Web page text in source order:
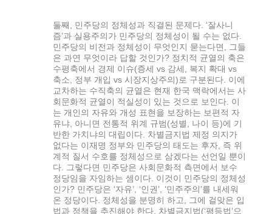
둘째, 민주당의 정체성과 직결된 문제다. ‘잘사니
즘’과 실용주의가 민주당의 정체성이 될 수는 없다.
민주당의 비전과 정체성이 무엇인지 묻는다면, 그들
은 과연 무엇이라 답할 것인가? 정치적 균열의 축은
수평축에서 경제 이슈(증세 vs 감세, 복지 확대 vs
축소, 정부 개입 vs 시장지상주의)로 구분된다. 이에
교차하는 수직축의 균열은 현재 한국 맥락에서는 사
회문화적 균열이 적실성이 있는 것으로 보인다. 이
는 개인의 자유와 개성 표현을 보장하는 보편적 자
유냐, 아니면 전통적 위계 규범(성별, 나이 등)에 기
반한 가치냐의 대립이다. 차별금지법 제정 의지가
없다는 이재명 정부와 민주당의 태도는 후자, 즉 위
계적 질서 수호를 정체성으로 삼겠다는 선언일 뿐이
다. 그렇다면 민주당은 사회문화적 측면에서 보수
정당임을 자임하는 셈이다. 이것이 민주당의 정체성
인가? 민주당은 ‘자유’, ‘인권’, ‘민주주의’를 내세워
온 정당이다. 정체성을 분명히 하고, 그에 걸맞은 입
법과 정책을 추진해야 한다. 차별금지법(‘평등법’으